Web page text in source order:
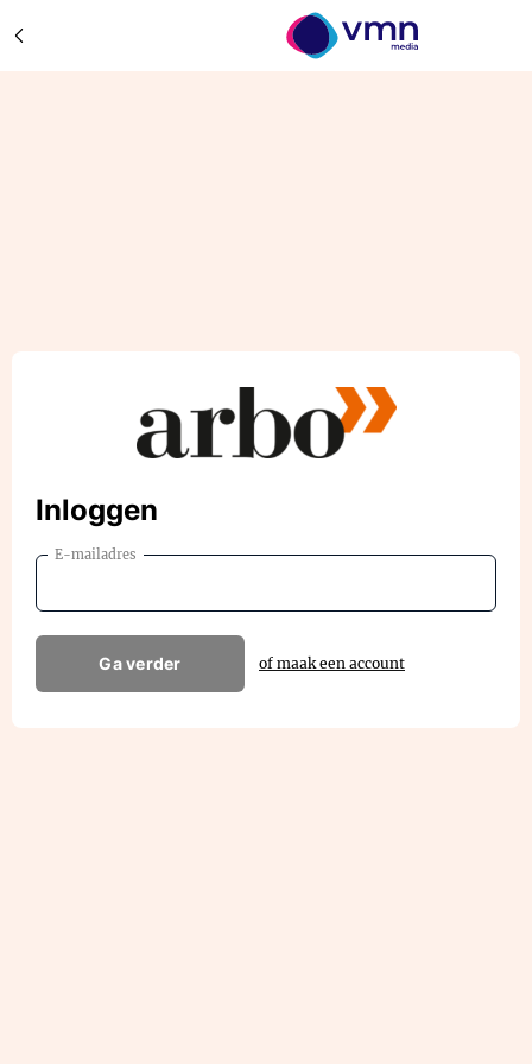
Inloggen
E-mailadres
Ga verder of maak een account